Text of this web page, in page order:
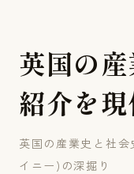
英国の産
紹介を現
英国の産業史と社
イニー)の深掘り